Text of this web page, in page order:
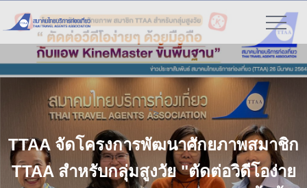
">
TTAA จัดโครงการพัฒนาศักยภาพสมาชิก
TTAA สำหรับกลุ่มสูงวัย "ตัดต่อวิดีโอง่าย